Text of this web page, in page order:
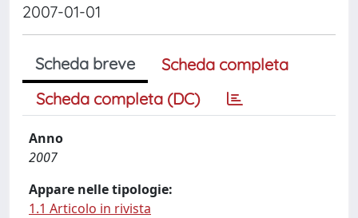
2007-01-01
Scheda breve
Scheda completa
Scheda completa (DC)
Anno
2007
Appare nelle tipologie:
1.1 Articolo in rivista